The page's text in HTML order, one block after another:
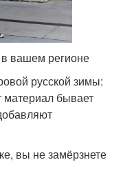
вашем регионе
русской зимы:
материал бывает
вы не замёрзнете